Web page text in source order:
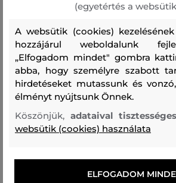
elülső rész
POLIAMID
90 % 10 %
Ajánlott termékek
(egyetértés a
A websütik (cookies) kezelésének
hozzájárul weboldalunk
„Elfogadom mindet" gombra
abba, hogy személyre szabott
hirdetéseket mutassunk és
élményt nyújtsunk Önnek.
Köszönjük, adataival
websütik (cookies) használata
ELFOGADOM